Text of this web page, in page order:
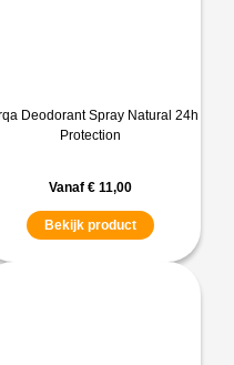
Deodorant Spray Natural 24h
Protection
Vanaf € 11,00
Bekijk product